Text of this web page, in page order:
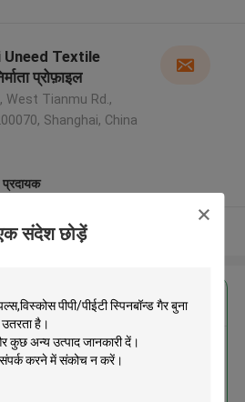
संदेश छोड़ें
Uneed Textile
प्रोफ़ाइल
West Tianmu Rd.,
Shanghai, China
प्रदायक
और देखो
प्रतिदान प्राप्त करें
कपास लकड़ी पल्स,विस्कोस